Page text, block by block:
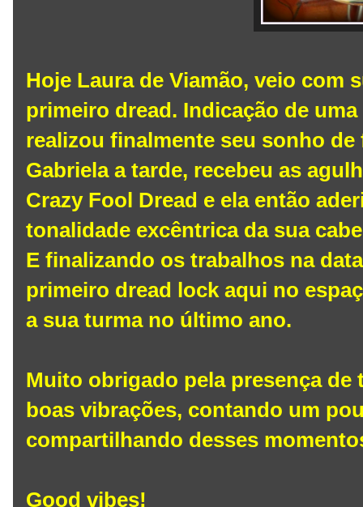
Hoje Laura de Viamão, veio com
primeiro dread. Indicação de
realizou finalmente seu sonho de
Gabriela a tarde, recebeu as
Crazy Fool Dread e ela então
tonalidade excêntrica da sua
E finalizando os trabalhos na
primeiro dread lock aqui no
a sua turma no último ano.
Muito obrigado pela presença de
boas vibrações, contando um
compartilhando desses
Good vibes!